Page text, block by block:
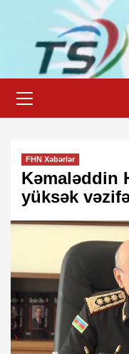
content
Menu
FHN Xəbərlər
Kəmaləddin
yüksək